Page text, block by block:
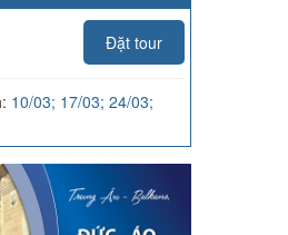
Đặt tour
10/03; 17/03; 24/03;